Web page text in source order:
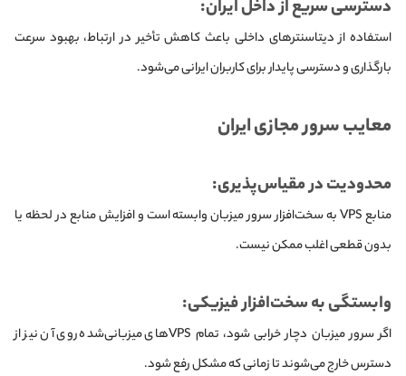
دسترسی سریع از داخل ایران:
استفاده از دیتاسنترهای داخلی باعث کاهش تأخیر در ارتباط، بهبود سرعت
بارگذاری و دسترسی پایدار برای کاربران ایرانی می‌شود.
معایب سرور مجازی ایران
محدودیت در مقیاس‌پذیری:
منابع VPS به سخت‌افزار سرور میزبان وابسته است و افزایش منابع در لحظه یا
بدون قطعی اغلب ممکن نیست.
وابستگی به سخت‌افزار فیزیکی:
اگر سرور میزبان دچار خرابی شود، تمام VPSهای میزبانی‌شده روی آن نیز از
دسترس خارج می‌شوند تا زمانی که مشکل رفع شود.